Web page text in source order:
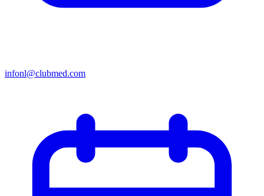
infonl@clubmed.com